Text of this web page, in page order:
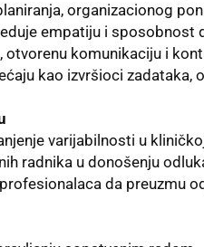
organizacionog
empatiju i sposobnost
komunikaciju i
kao izvršioci zadataka,
varijabilnosti u
radnika u donošenju
da preuzmu